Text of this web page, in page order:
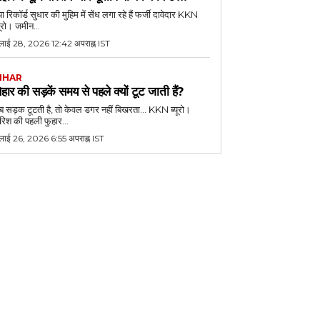
रिकॉर्ड सुधार की मुहिम में सेंध लगा रहे हैं फर्जी दावेदार KKN
जमीन...
28, 2026 12:42 अपराह्न IST
की सड़कें समय से पहले क्यों टूट जाती हैं?
सड़क टूटती है, तो केवल डगर नहीं बिखरता... KKN ब्यूरो।
की पहली फुहार...
26, 2026 6:55 अपराह्न IST